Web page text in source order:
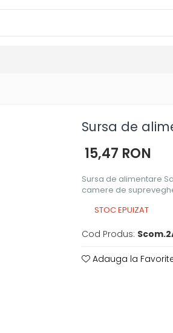
Sursa de
15,47 RON
Sursa de alimentare
camere de
STOC EPUIZAT
Cod Produs:
Adauga la